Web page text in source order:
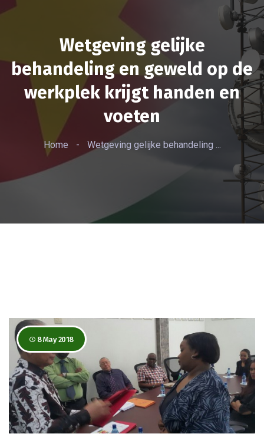
Wetgeving gelijke
behandeling en geweld op de
werkplek krijgt handen en
voeten
Home - Wetgeving gelijke behandeling ...
8 May 2018